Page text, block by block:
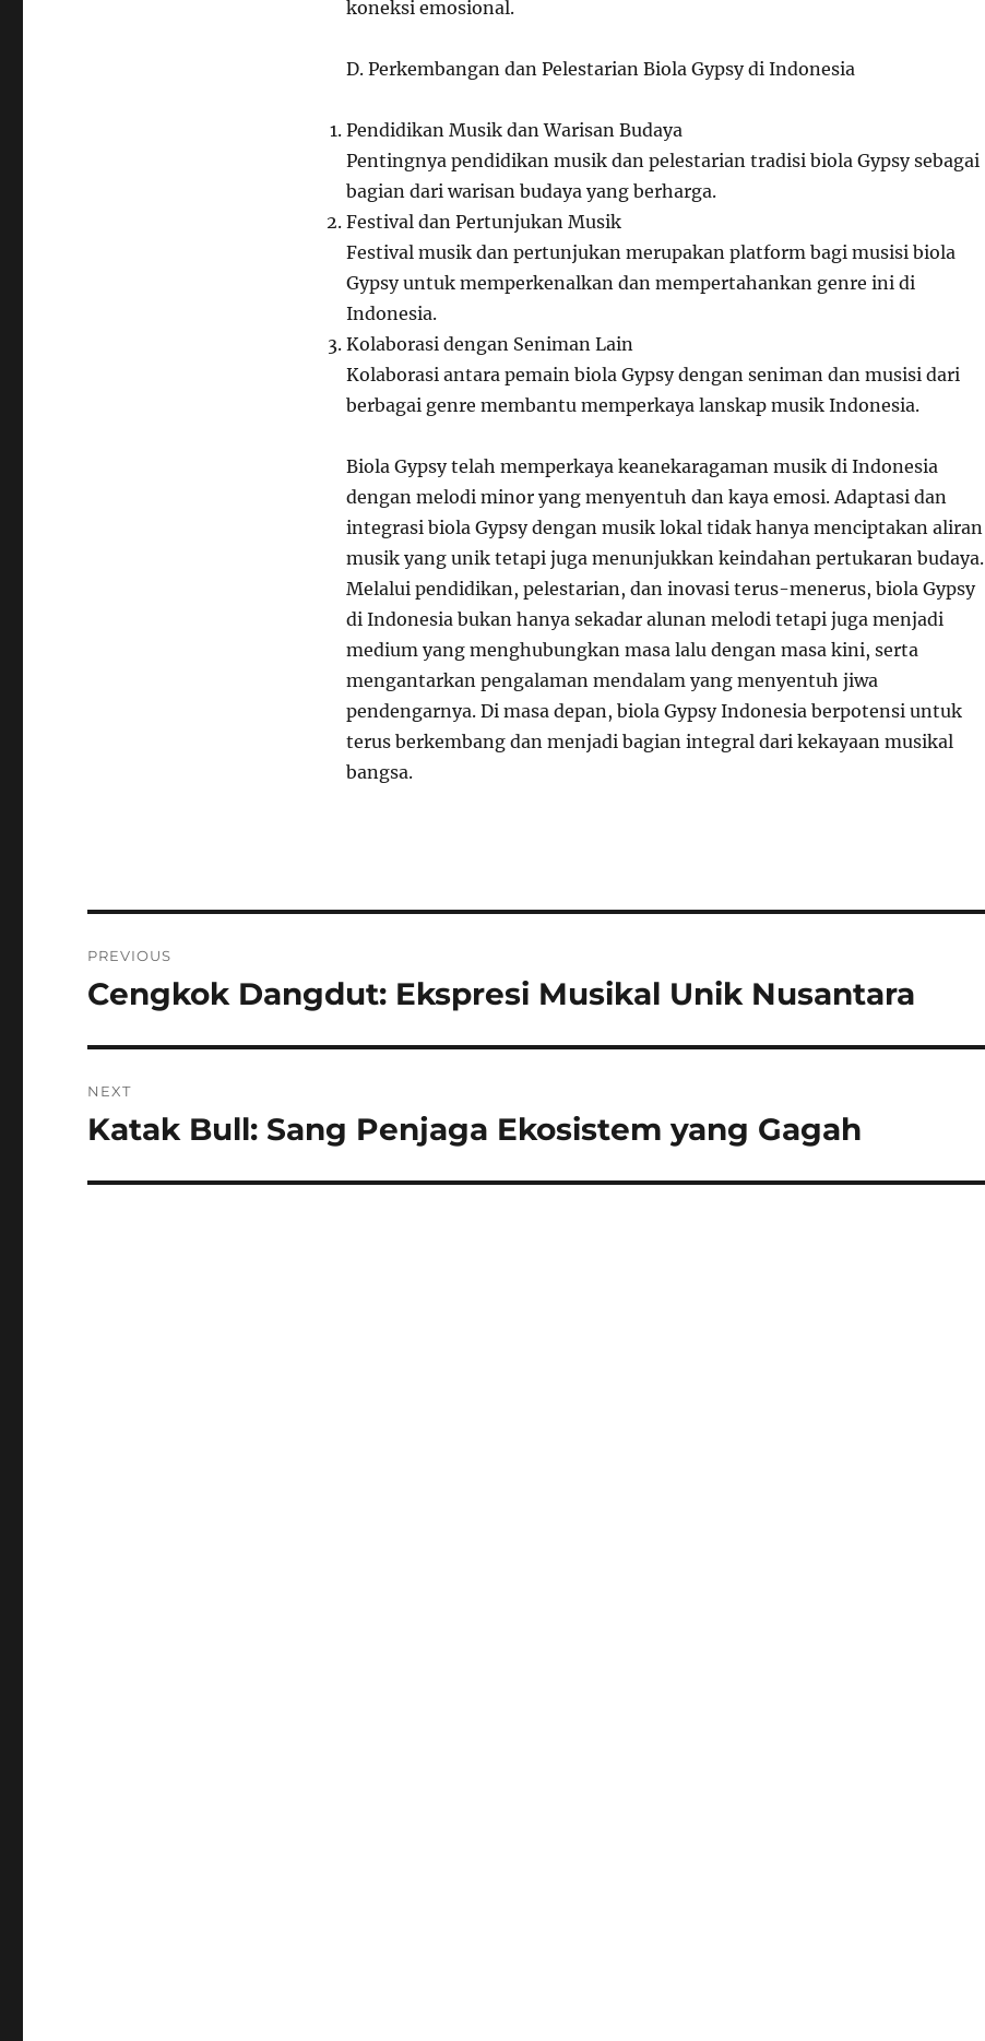
koneksi emosional.
D. Perkembangan dan Pelestarian Biola Gypsy di Indonesia
Pendidikan Musik dan Warisan Budaya
Pentingnya pendidikan musik dan pelestarian tradisi biola Gypsy sebagai
bagian dari warisan budaya yang berharga.
Festival dan Pertunjukan Musik
Festival musik dan pertunjukan merupakan platform bagi musisi biola
Gypsy untuk memperkenalkan dan mempertahankan genre ini di
Indonesia.
Kolaborasi dengan Seniman Lain
Kolaborasi antara pemain biola Gypsy dengan seniman dan musisi dari
berbagai genre membantu memperkaya lanskap musik Indonesia.
Biola Gypsy telah memperkaya keanekaragaman musik di Indonesia
dengan melodi minor yang menyentuh dan kaya emosi. Adaptasi dan
integrasi biola Gypsy dengan musik lokal tidak hanya menciptakan aliran
musik yang unik tetapi juga menunjukkan keindahan pertukaran budaya.
Melalui pendidikan, pelestarian, dan inovasi terus-menerus, biola Gypsy
di Indonesia bukan hanya sekadar alunan melodi tetapi juga menjadi
medium yang menghubungkan masa lalu dengan masa kini, serta
mengantarkan pengalaman mendalam yang menyentuh jiwa
pendengarnya. Di masa depan, biola Gypsy Indonesia berpotensi untuk
terus berkembang dan menjadi bagian integral dari kekayaan musikal
bangsa.
pos
PREVIOUS
Previous
Cengkok Dangdut: Ekspresi Musikal Unik Nusantara
NEXT
Next
Katak Bull: Sang Penjaga Ekosistem yang Gagah